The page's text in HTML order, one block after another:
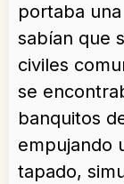
portaba
sabían que
civiles
se
banquitos
empujando
tapado,